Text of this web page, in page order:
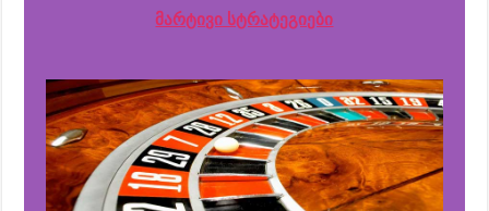
მარტივი სტრატეგიები